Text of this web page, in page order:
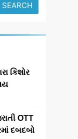
SEARCH
કિશોર
OTT
દબદબો